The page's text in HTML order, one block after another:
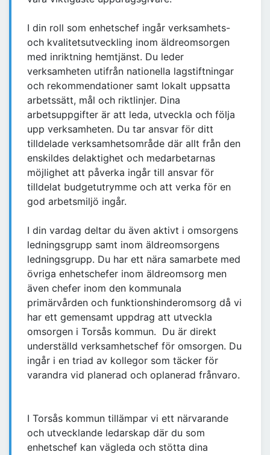
I din roll som enhetschef ingår verksamhets-
och kvalitetsutveckling inom äldreomsorgen
med inriktning hemtjänst. Du leder
verksamheten utifrån nationella lagstiftningar
och rekommendationer samt lokalt uppsatta
arbetssätt, mål och riktlinjer. Dina
arbetsuppgifter är att leda, utveckla och följa
upp verksamheten. Du tar ansvar för ditt
tilldelade verksamhetsområde där allt från den
enskildes delaktighet och medarbetarnas
möjlighet att påverka ingår till ansvar för
tilldelat budgetutrymme och att verka för en
god arbetsmiljö ingår.
I din vardag deltar du även aktivt i omsorgens
ledningsgrupp samt inom äldreomsorgens
ledningsgrupp. Du har ett nära samarbete med
övriga enhetschefer inom äldreomsorg men
även chefer inom den kommunala
primärvården och funktionshinderomsorg då vi
har ett gemensamt uppdrag att utveckla
omsorgen i Torsås kommun. Du är direkt
underställd verksamhetschef för omsorgen. Du
ingår i en triad av kollegor som täcker för
varandra vid planerad och oplanerad frånvaro.
I Torsås kommun tillämpar vi ett närvarande
och utvecklande ledarskap där du som
enhetschef kan vägleda och stötta dina